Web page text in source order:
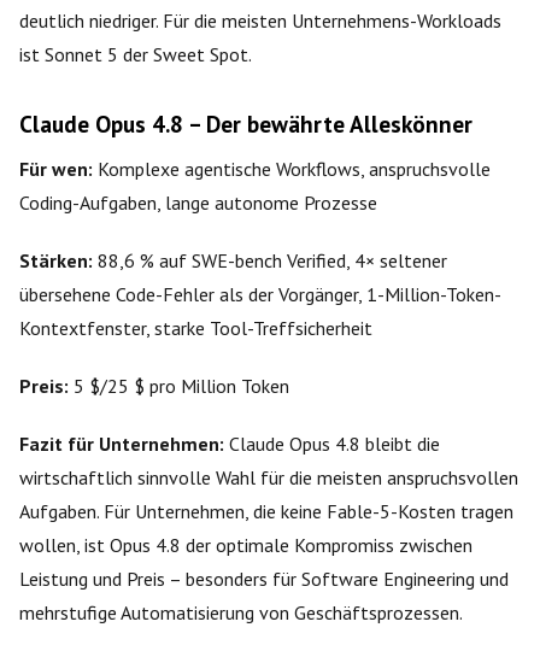
deutlich niedriger. Für die meisten Unternehmens-Workloads
ist Sonnet 5 der Sweet Spot.
Claude Opus 4.8 – Der bewährte Alleskönner
Für wen: Komplexe agentische Workflows, anspruchsvolle
Coding-Aufgaben, lange autonome Prozesse
Stärken: 88,6 % auf SWE-bench Verified, 4× seltener
übersehene Code-Fehler als der Vorgänger, 1-Million-Token-
Kontextfenster, starke Tool-Treffsicherheit
Preis: 5 $/25 $ pro Million Token
Fazit für Unternehmen: Claude Opus 4.8 bleibt die
wirtschaftlich sinnvolle Wahl für die meisten anspruchsvollen
Aufgaben. Für Unternehmen, die keine Fable-5-Kosten tragen
wollen, ist Opus 4.8 der optimale Kompromiss zwischen
Leistung und Preis – besonders für Software Engineering und
mehrstufige Automatisierung von Geschäftsprozessen.